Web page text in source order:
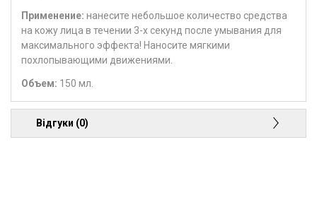
Применение: нанесите небольшое количество средства
на кожу лица в течении 3-х секунд после умывания для
максимального эффекта! Наносите мягкими
похлопывающими движениями.
Объем: 150 мл.
Відгуки (0)